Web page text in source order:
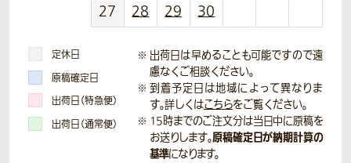
27
28 29 30
定休日
原稿確定日
出荷日（特急便）
出荷日（通常便）
出荷日は早めることも可能ですので遠
慮なくご相談ください。
到着予定日は地域によって異なりま
す。詳しくはこちらをご覧ください。
15時までのご注文分は当日中に原稿を
お送りします。原稿確定日が納期計算の
基準になります。